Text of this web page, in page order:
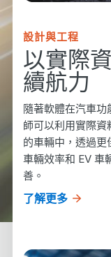
設計與工程
以實際
續航力
隨著軟體在汽車
師可以利用實際
的車輛中，透過更
車輛效率和 EV 車
善。
了解更多